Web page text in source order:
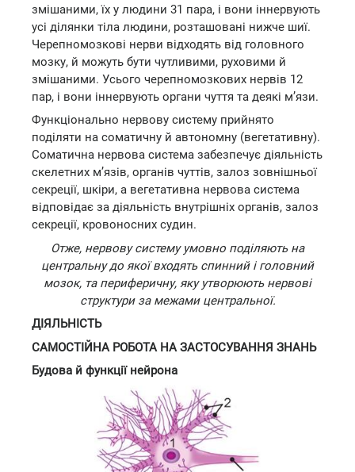
змішаними, їх у людини 31 пара, і вони іннервують
усі ділянки тіла людини, розташовані нижче шиї.
Черепномозкові нерви відходять від головного
мозку, й можуть бути чутливими, руховими й
змішаними. Усього черепномозкових нервів 12
пар, і вони іннервують органи чуття та деякі м’язи.
Функціонально нервову систему прийнято
поділяти на соматичну й автономну (вегетативну).
Соматична нервова система забезпечує діяльність
скелетних м’язів, органів чуттів, залоз зовнішньої
секреції, шкіри, а вегетативна нервова система
відповідає за діяльність внутрішніх органів, залоз
секреції, кровоносних судин.
Отже, нервову систему умовно поділяють на
центральну до якої входять спинний і головний
мозок, та периферичну, яку утворюють нервові
структури за межами центральної.
ДІЯЛЬНІСТЬ
САМОСТІЙНА РОБОТА НА ЗАСТОСУВАННЯ ЗНАНЬ
Будова й функції нейрона